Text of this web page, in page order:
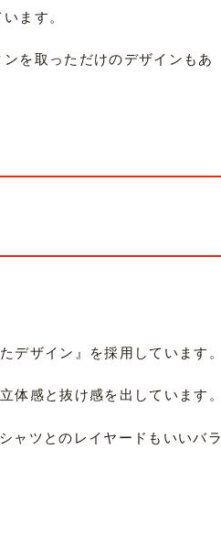
ます。
を取っただけのデザインもあ
デザイン』を採用しています。
体感と抜け感を出しています。
ャツとのレイヤードもいいバラ